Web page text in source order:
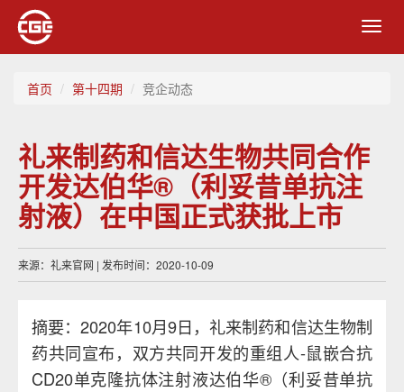
首页 第十四期 竞企动态
礼来制药和信达生物共同合作
开发达伯华®（利妥昔单抗注
射液）在中国正式获批上市
来源：礼来官网 | 发布时间：2020-10-09
摘要：2020年10月9日，礼来制药和信达生物制
药共同宣布，双方共同开发的重组人-鼠嵌合抗
CD20单克隆抗体注射液达伯华®（利妥昔单抗